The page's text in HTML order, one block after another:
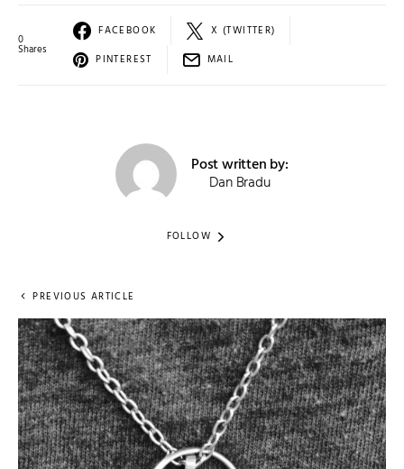
0
Shares
FACEBOOK
X (TWITTER)
PINTEREST
MAIL
Post written by:
Dan Bradu
FOLLOW
PREVIOUS ARTICLE